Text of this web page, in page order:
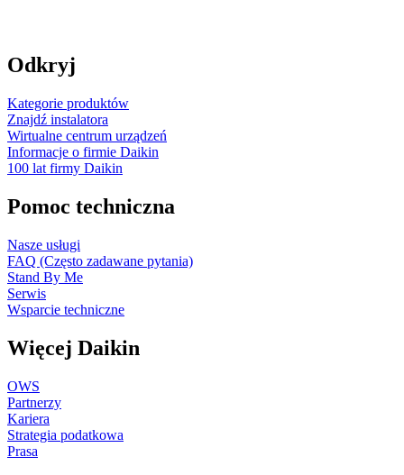
Odkryj
Kategorie produktów
Znajdź instalatora
Wirtualne centrum urządzeń
Informacje o firmie Daikin
100 lat firmy Daikin
Pomoc techniczna
Nasze usługi
FAQ (Często zadawane pytania)
Stand By Me
Serwis
Wsparcie techniczne
Więcej Daikin
OWS
Partnerzy
Kariera
Strategia podatkowa
Prasa